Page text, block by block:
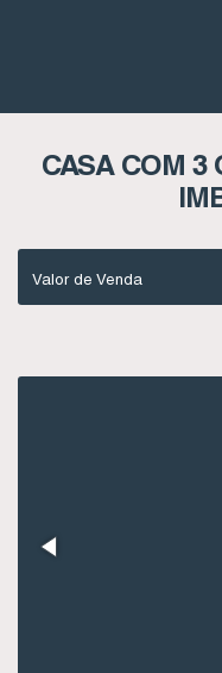
CASA COM 3
Valor de Venda